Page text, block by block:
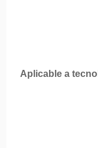
Aplicable a